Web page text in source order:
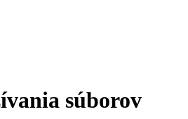
súborov